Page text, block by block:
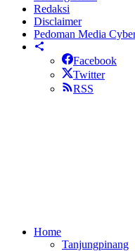
Redaksi
Disclaimer
Pedoman Media
Facebook
Twitter
RSS
Home
Tanjungpinang